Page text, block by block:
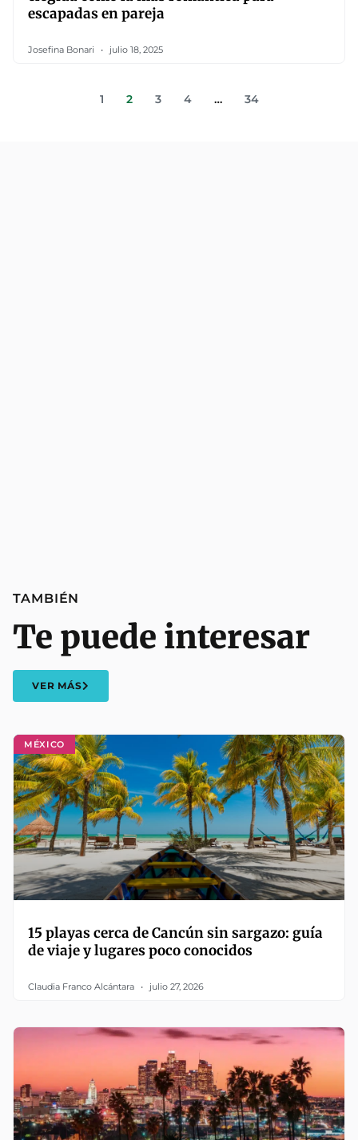
escapadas en pareja
Josefina Bonari julio 18, 2025
1 2 3 4 … 34
MÉXICO
15 playas cerca de Cancún sin sargazo: guía
de viaje y lugares poco conocidos
Claudia Franco Alcántara julio 27, 2026
TAMBIÉN
Te puede interesar
VER MÁS